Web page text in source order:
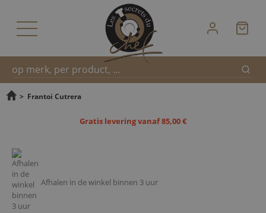
Snel
> Frantoi Cutrera
Gratis levering vanaf 85,00 €
Afhalen in de winkel binnen 3 uur